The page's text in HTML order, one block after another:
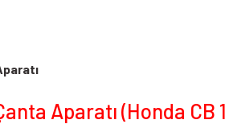
Aparatı (Honda CB